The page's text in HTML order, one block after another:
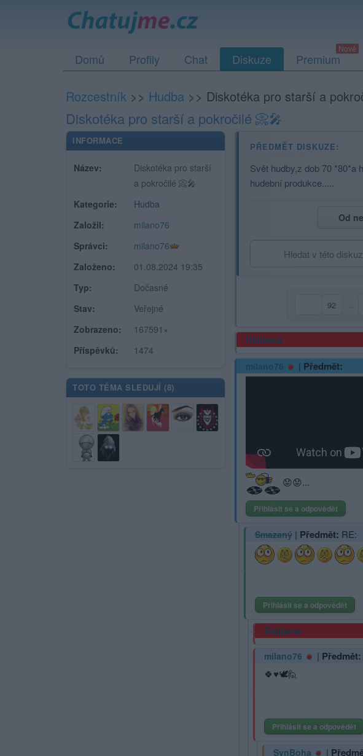
Domů Profily Chat Diskuze Premium
Rozcestník >> Hudba >> Diskotéka pro starší a
Diskotéka pro starší a pokročilé 📀🎤
INFORMACE
Název:
Diskotéka pro starší
a pokročilé 📀🎤
Kategorie:
Hudba
Založil:
milano76
Správci:
milano76
Založeno:
01.08.2024 19:35
Typ:
Dočasné
Stav:
Veřejné
Zobrazeno:
167591×
Příspěvků:
1474
TOTO TÉMA SLEDUJÍ (8)
PŘEDMĚT DISKUZE:
Svět hudby,z dob 70 *80*a
hudební produkce.....
Od
92
Reklama
milano76 | Předmět:
😟😟...
Přihlásit se a odpovědět
Smazaný | Předmět: RE:
Přihlásit se a odpovědět
Reklama
milano76 | Předmět:
🍀♥️🕊️🙋
Přihlásit se a odpovědět
SynBoha |